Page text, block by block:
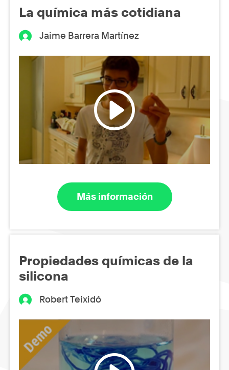
La química más cotidiana
Jaime Barrera Martínez
Más información
Propiedades químicas de la
silicona
Robert Teixidó